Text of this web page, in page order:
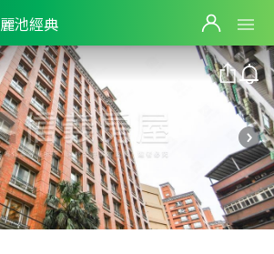
麗池經典